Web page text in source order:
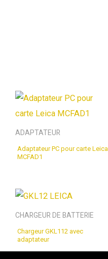
ADAPTATEUR
Adaptateur PC pour carte Leica
MCFAD1
CHARGEUR DE BATTERIE
Chargeur GKL112 avec
adaptateur